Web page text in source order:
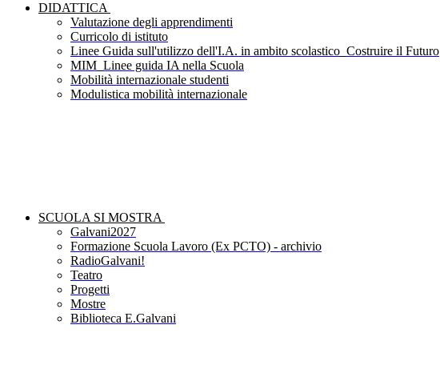
DIDATTICA
Valutazione degli apprendimenti
Curricolo di istituto
Linee Guida sull'utilizzo dell'I.A. in ambito scolastico_Costruire il Futuro
MIM_Linee guida IA nella Scuola
Mobilità internazionale studenti
Modulistica mobilità internazionale
SCUOLA SI MOSTRA
Galvani2027
Formazione Scuola Lavoro (Ex PCTO) - archivio
RadioGalvani!
Teatro
Progetti
Mostre
Biblioteca E.Galvani